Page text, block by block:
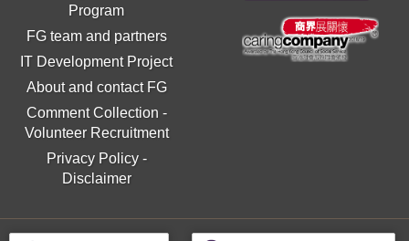
Program
FG team and partners
IT Development Project
About and contact FG
Comment Collection -
Volunteer Recruitment
Privacy Policy-
Disclaimer